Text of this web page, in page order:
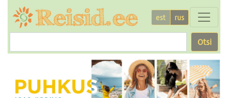
est rus
Otsi